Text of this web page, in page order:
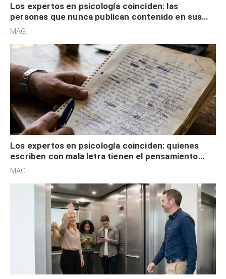
Los expertos en psicología coinciden: las
personas que nunca publican contenido en sus
redes sociales no pretenden buscar validación
MAG.
Los expertos en psicología coinciden: quienes
escriben con mala letra tienen el pensamiento
acelerado y no lo hacen por desinterés
MAG.